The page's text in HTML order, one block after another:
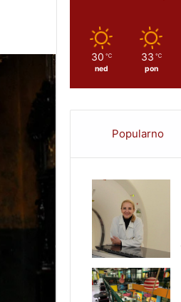
30 ℃
ned
33 ℃
pon
Popularno